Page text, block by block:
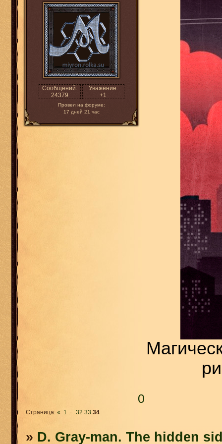
Сообщений:
24379
Уважение:
+1
Провел на форуме:
17 дней 21 час
0
Страница: « 1 … 32 33 34
» D. Gray-man. The hidden